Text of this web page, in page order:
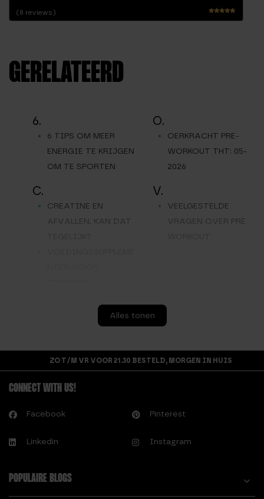
Waardering
(8 reviews)
GERELATEERD
6.
6 TIPS OM MEER
ENERGIE TE KRIJGEN
OM TE SPORTEN
C.
CREATINE EN
AFVALLEN, KAN DAT
O.
OERKRACHT PRE-
WORKOUT THT: 05-
2026
V.
VEELGESTELDE
VRAGEN OVER PRE
Alles tonen
ZO T/M VR VOOR 21.30 BESTELD, MORGEN IN HUIS
CONNECT WITH US!
Facebook Pinterest
Linkedin Instagram
POPULAIRE BLOGS